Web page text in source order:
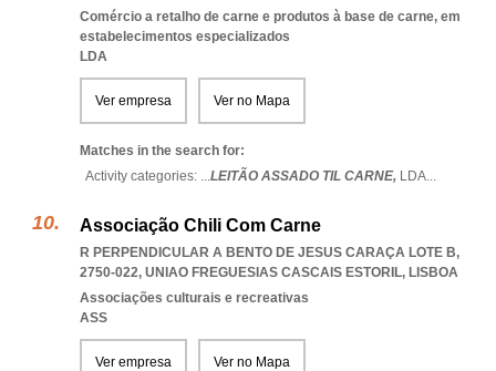
Comércio a retalho de carne e produtos à base de carne, em
estabelecimentos especializados
LDA
Ver empresa Ver no Mapa
Matches in the search for:
Activity categories: ...LEITÃO ASSADO TIL CARNE, LDA...
Associação Chili Com Carne
R PERPENDICULAR A BENTO DE JESUS CARAÇA LOTE B,
2750-022, UNIAO FREGUESIAS CASCAIS ESTORIL, LISBOA
Associações culturais e recreativas
ASS
Ver empresa Ver no Mapa